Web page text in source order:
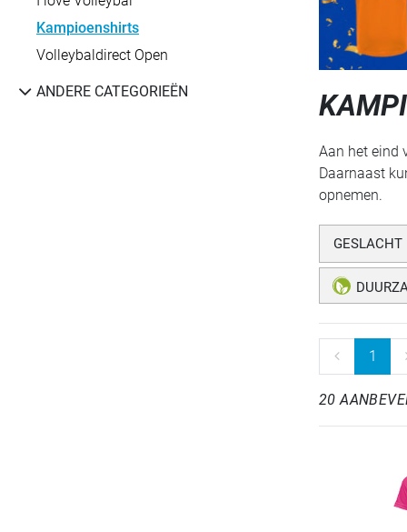
Kampioenshirts
Volleybaldirect Open
ANDERE CATEGORIEËN
Aan het eind
Daarnaast
opnemen.
GESLACHT
1
20